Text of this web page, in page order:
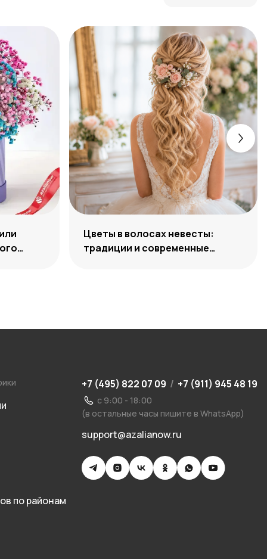
Цветы в волосах невесты:
традиции и современные
по районам
+7 (495) 822 07 09 / +7 (911) 945 48 19
с 9:00 - 18:00
(в остальные часы пишите в WhatsApp)
support@azalianow.ru